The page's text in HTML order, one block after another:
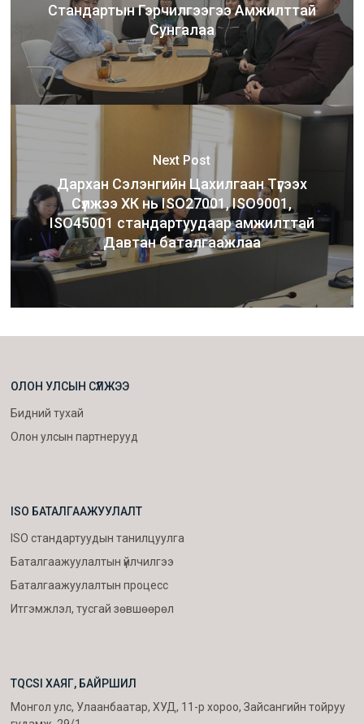
Стандартын Гэрчилгээгээ Амжилттай
Сунгалаа
Next Post
Дархан Сэлэнгийн Цахилгаан Түгээх
Сүлжээ ХК нь ISO27001, ISO9001,
ISO45001 стандартуудаар амжилттай
Давтан баталгаажлаа
ОЛОН УЛСЫН СҮЛЖЭЭ
Бидний тухай
Олон улсын партнерууд
ISO БАТАЛГААЖУУЛАЛТ
ISO стандартуудын танилцуулга
Баталгаажуулалтын үйлчилгээ
Баталгаажуулалтын процесс
Итгэмжлэл, тусгай зөвшөөрөл
TQCSI ХАЯГ, БАЙРШИЛ
Монгол улс, Улаанбаатар, ХУД, 11-р хороо, Зайсангийн тойруу